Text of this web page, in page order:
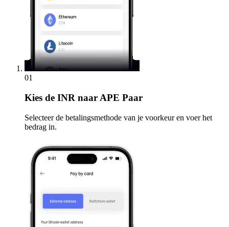
01
Kies de INR naar APE Paar
Selecteer de betalingsmethode van je voorkeur en voer het
bedrag in.